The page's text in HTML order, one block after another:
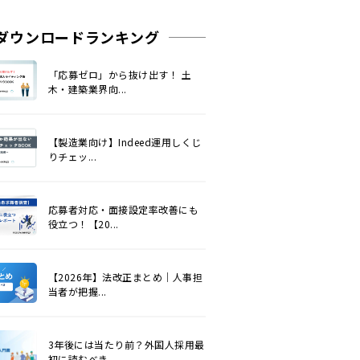
ウンロードランキング
「応募ゼロ」から抜け出す！ 土
木・建築業界向...
【製造業向け】Indeed運用しくじ
りチェッ...
応募者対応・面接設定率改善にも
役立つ！【20...
【2026年】法改正まとめ｜人事担
当者が把握...
3年後には当たり前？外国人採用最